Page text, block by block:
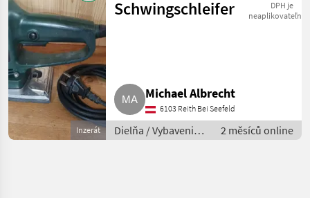
Inzerát
Schwingschleifer
DPH je
neaplikovateľné
Michael Albrecht
6103 Reith Bei Seefeld
Dielňa / Vybavenie
dielne
2 měsíců online